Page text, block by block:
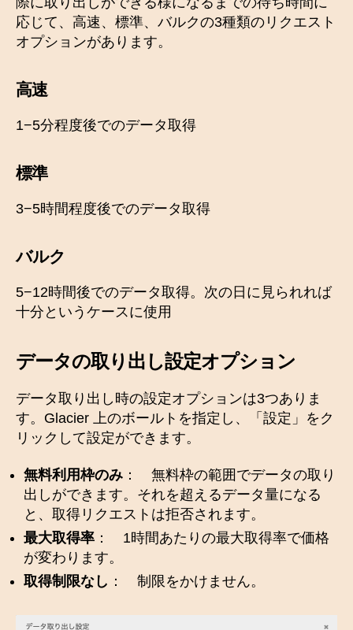
応じて、高速、標準、バルクの3種類のリクエスト
オプションがあります。
高速
1−5分程度後でのデータ取得
標準
3−5時間程度後でのデータ取得
バルク
5−12時間後でのデータ取得。次の日に見られれば
十分というケースに使用
データの取り出し設定オプション
データ取り出し時の設定オプションは3つありま
す。Glacier 上のボールトを指定し、「設定」をク
リックして設定ができます。
無料利用枠のみ ： 無料枠の範囲でデータの取り
出しができます。それを超えるデータ量になる
と、取得リクエストは拒否されます。
最大取得率 ： 1時間あたりの最大取得率で価格
が変わります。
取得制限なし ： 制限をかけません。